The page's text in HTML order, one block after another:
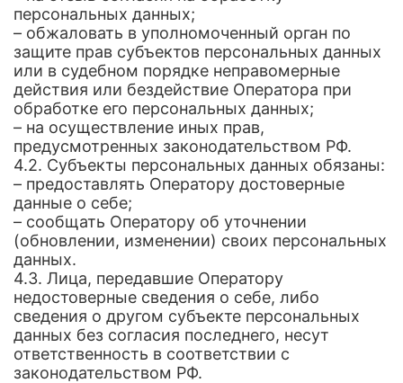
персональных данных;
– обжаловать в уполномоченный орган по
защите прав субъектов персональных данных
или в судебном порядке неправомерные
действия или бездействие Оператора при
обработке его персональных данных;
– на осуществление иных прав,
предусмотренных законодательством РФ.
4.2. Субъекты персональных данных обязаны:
– предоставлять Оператору достоверные
данные о себе;
– сообщать Оператору об уточнении
(обновлении, изменении) своих персональных
данных.
4.3. Лица, передавшие Оператору
недостоверные сведения о себе, либо
сведения о другом субъекте персональных
данных без согласия последнего, несут
ответственность в соответствии с
законодательством РФ.